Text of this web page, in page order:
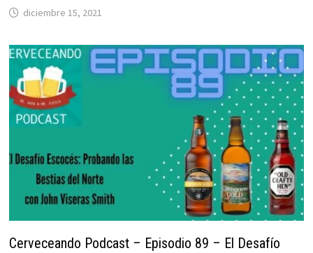
diciembre 15, 2021
Cerveceando Podcast – Episodio 89 – El Desafío